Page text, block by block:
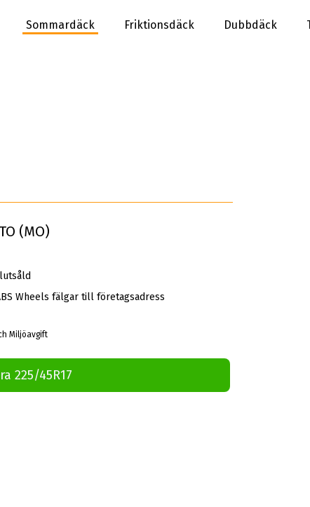
Sommardäck Friktionsdäck Dubbdäck
(MO)
Wheels fälgar till företagsadress
Miljöavgift
225/45R17